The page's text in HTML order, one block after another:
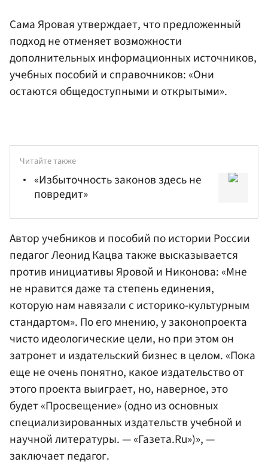
Сама Яровая утверждает, что предложенный
подход не отменяет возможности
дополнительных информационных источников,
учебных пособий и справочников: «Они
остаются общедоступными и открытыми».
Читайте также
«Избыточность законов здесь не
повредит»
Автор учебников и пособий по истории России
педагог Леонид Кацва также высказывается
против инициативы Яровой и Никонова: «Мне
не нравится даже та степень единения,
которую нам навязали с историко-культурным
стандартом». По его мнению, у законопроекта
чисто идеологические цели, но при этом он
затронет и издательский бизнес в целом. «Пока
еще не очень понятно, какое издательство от
этого проекта выиграет, но, наверное, это
будет «Просвещение» (одно из основных
специализированных издательств учебной и
научной литературы. — «Газета.Ru»)», —
заключает педагог.